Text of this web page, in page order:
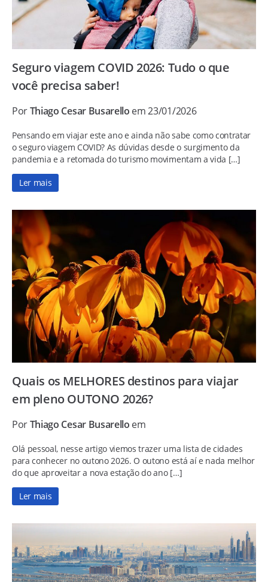
Seguro viagem COVID 2026: Tudo o que
você precisa saber!
PorThiago Cesar Busarello em 23/01/2026
Pensando em viajar este ano e ainda não sabe como contratar
o seguro viagem COVID? As dúvidas desde o surgimento da
pandemia e a retomada do turismo movimentam a vida […]
Ler mais
Quais os MELHORES destinos para viajar
em pleno OUTONO 2026?
PorThiago Cesar Busarello em
Olá pessoal, nesse artigo viemos trazer uma lista de cidades
para conhecer no outono 2026. O outono está aí e nada melhor
do que aproveitar a nova estação do ano […]
Ler mais